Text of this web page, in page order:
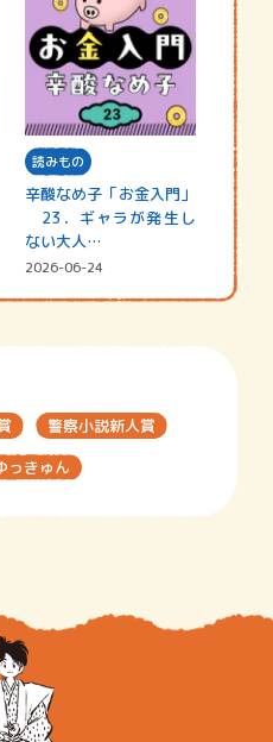
読みもの
辛酸なめ子「お金入門」
23．ギャラが発生し
ない大人…
2026-06-24
警察小説新人賞
っきゅん